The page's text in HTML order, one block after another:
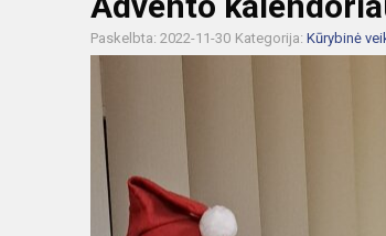
Paskelbta: 2022-11-30 Kategorija: Kūrybinė